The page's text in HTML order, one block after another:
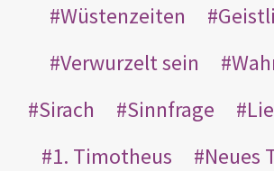
Wüstenzeiten
Verwurzelt sein
Sirach
Sinnfrage
1. Timotheus
Neues